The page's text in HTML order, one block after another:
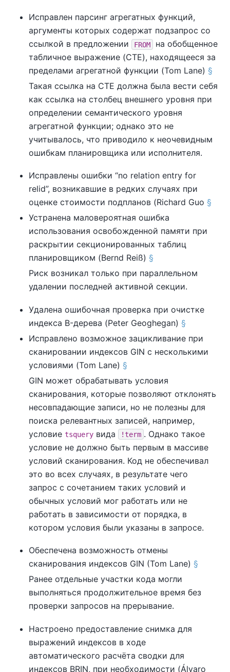
Исправлен парсинг агрегатных функций,
аргументы которых содержат подзапрос со
ссылкой в предложении
FROM
на обобщенное
табличное выражение (CTE), находящееся за
пределами агрегатной функции (Tom Lane) §
Такая ссылка на CTE должна была вести себя
как ссылка на столбец внешнего уровня при
определении семантического уровня
агрегатной функции; однако это не
учитывалось, что приводило к неочевидным
ошибкам планировщика или исполнителя.
Исправлены ошибки “no relation entry for
relid”, возникавшие в редких случаях при
оценке стоимости подпланов (Richard Guo §
Устранена маловероятная ошибка
использования освобожденной памяти при
раскрытии секционированных таблиц
планировщиком (Bernd Reiß) §
Риск возникал только при параллельном
удалении последней активной секции.
Удалена ошибочная проверка при очистке
индекса B-дерева (Peter Geoghegan) §
Исправлено возможное зацикливание при
сканировании индексов GIN с несколькими
условиями (Tom Lane) §
GIN может обрабатывать условия
сканирования, которые позволяют отклонять
несовпадающие записи, но не полезны для
поиска релевантных записей, например,
условие tsquery вида !term . Однако такое
условие не должно быть первым в массиве
условий сканирования. Код не обеспечивал
это во всех случаях, в результате чего
запрос с сочетанием таких условий и
обычных условий мог работать или не
работать в зависимости от порядка, в
котором условия были указаны в запросе.
Обеспечена возможность отмены
сканирования индексов GIN (Tom Lane) §
Ранее отдельные участки кода могли
выполняться продолжительное время без
проверки запросов на прерывание.
Настроено предоставление снимка для
выражений индексов в ходе
автоматического расчёта сводки для
индексов BRIN, при необходимости (Álvaro